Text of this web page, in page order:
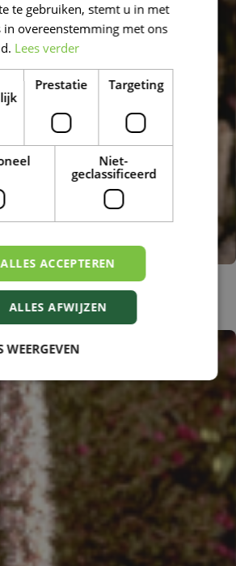
Zilverkaars
te gebruiken, stemt u in met
in overeenstemming met ons
Lees verder
Prestatie Targeting
Niet-
geclassificeerd
ALLES ACCEPTEREN
ALLES AFWIJZEN
WEERGEVEN